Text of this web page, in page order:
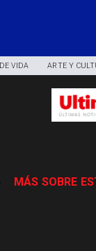
VIDA ARTE Y
MÁS SOBRE